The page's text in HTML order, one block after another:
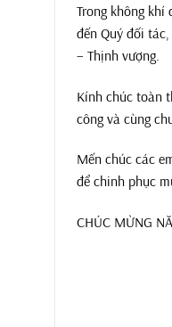
Trong không
đến Quý đối
– Thịnh vượng.
Kính chúc toàn
công và cùng
Mến chúc các
để chinh phục
CHÚC MỪNG